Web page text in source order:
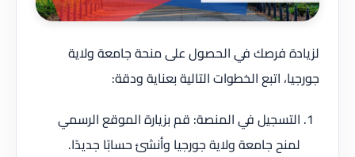
لزيادة فرصك في الحصول على منحة جامعة ولاية
جورجيا، اتبع الخطوات التالية بعناية ودقة:
التسجيل في المنصة: قم بزيارة الموقع الرسمي
لمنح جامعة ولاية جورجيا وأنشئ حسابًا جديدًا.